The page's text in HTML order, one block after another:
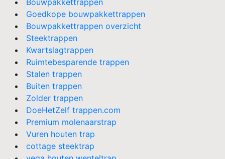
Bouwpakkettrappen
Goedkope bouwpakkettrappen
Bouwpakkettrappen overzicht
Steektrappen
Kwartslagtrappen
Ruimtebesparende trappen
Stalen trappen
Buiten trappen
Zolder trappen
DoeHetZelf trappen.com
Premium molenaarstrap
Vuren houten trap
cottage steektrap